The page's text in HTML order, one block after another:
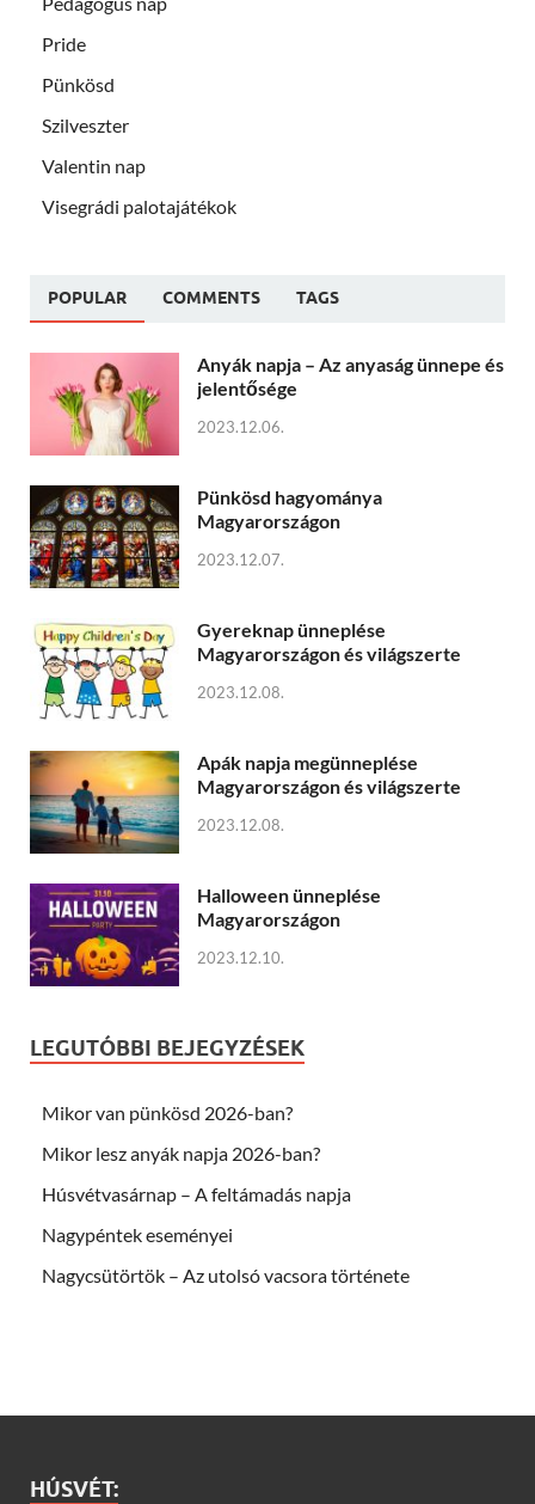
Pride
Pünkösd
Szilveszter
Valentin nap
Visegrádi palotajátékok
POPULAR COMMENTS TAGS
Anyák napja – Az anyaság ünnepe és
jelentősége
2023.12.06.
Pünkösd hagyománya
Magyarországon
2023.12.07.
Gyereknap ünneplése
Magyarországon és világszerte
2023.12.08.
Apák napja megünneplése
Magyarországon és világszerte
2023.12.08.
Halloween ünneplése
Magyarországon
2023.12.10.
LEGUTÓBBI BEJEGYZÉSEK
Mikor van pünkösd 2026-ban?
Mikor lesz anyák napja 2026-ban?
Húsvétvasárnap – A feltámadás napja
Nagypéntek eseményei
Nagycsütörtök – Az utolsó vacsora története
HÚSVÉT: